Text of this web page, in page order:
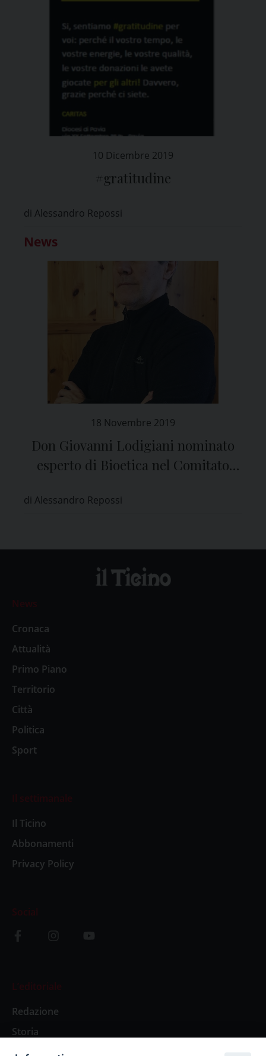
10 Dicembre 2019
#gratitudine
di Alessandro Repossi
News
18 Novembre 2019
Don Giovanni Lodigiani nominato
esperto di Bioetica nel Comitato
di Alessandro Repossi
News
Cronaca
Attualità
Primo Piano
Territorio
Città
Politica
Sport
Il settimanale
Il Ticino
Abbonamenti
Privacy Policy
Social
L’editoriale
Redazione
Storia